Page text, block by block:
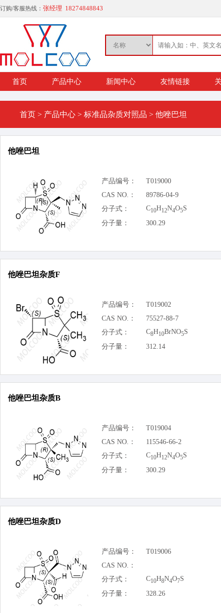
订购/客服热线： 张经理 18274848843
首页 产品中心 新闻中心 友情链接
首页 > 产品中心 > 标准品杂质对照品 > 他唑巴坦
他唑巴坦
产品编号：
T019000
CAS NO.：
89786-04-9
分子式：
C10H12N4O5S
分子量：
300.29
他唑巴坦杂质F
产品编号：
T019002
CAS NO.：
75527-88-7
分子式：
C8H10BrNO5S
分子量：
312.14
他唑巴坦杂质B
产品编号：
T019004
CAS NO.：
115546-66-2
分子式：
C10H12N4O5S
分子量：
300.29
他唑巴坦杂质D
产品编号：
T019006
CAS NO.：
分子式：
C10H8N4O7S
分子量：
328.26